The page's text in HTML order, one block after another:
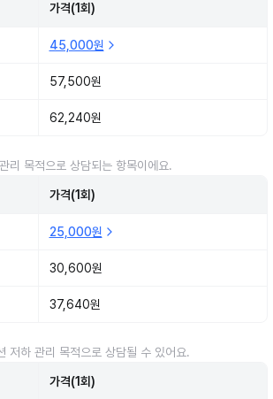
가격(1회)
45,000원
57,500원
62,240원
리 목적으로 상담되는 항목이에요.
가격(1회)
25,000원
30,600원
37,640원
저하 관리 목적으로 상담될 수 있어요.
가격(1회)